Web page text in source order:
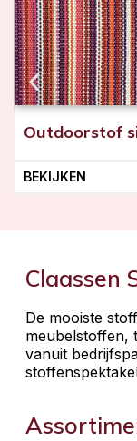
Outdoorstof
BEKIJKEN
Claassen
De mooiste
meubelstoffen,
vanuit